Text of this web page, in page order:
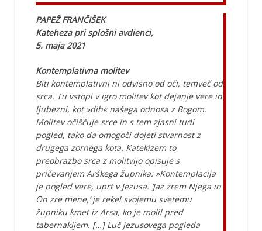
PAPEŽ FRANČIŠEK
Kateheza pri splošni avdienci,
5. maja 2021
Kontemplativna molitev
Biti kontemplativni ni odvisno od oči, temveč od
srca. Tu vstopi v igro molitev kot dejanje vere in
ljubezni, kot »dih« našega odnosa z Bogom.
Molitev očiščuje srce in s tem zjasni tudi
pogled, tako da omogoči dojeti stvarnost z
drugega zornega kota. Katekizem to
preobrazbo srca z molitvijo opisuje s
pričevanjem Arškega župnika: »Kontemplacija
je pogled vere, uprt v Jezusa. ‘Jaz zrem Njega in
On zre mene,’ je rekel svojemu svetemu
župniku kmet iz Arsa, ko je molil pred
tabernakljem. […] Luč Jezusovega pogleda